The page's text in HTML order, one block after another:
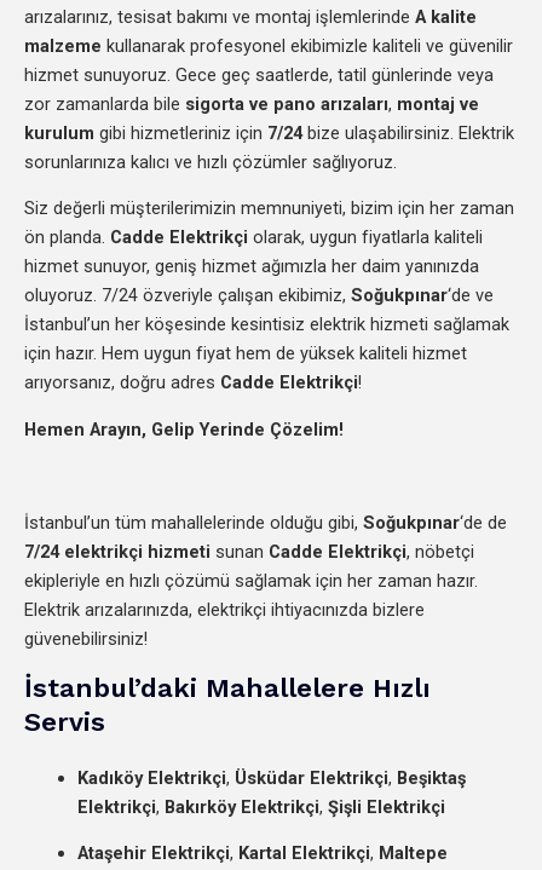
arızalarınız, tesisat bakımı ve montaj işlemlerinde A kalite
malzeme kullanarak profesyonel ekibimizle kaliteli ve güvenilir
hizmet sunuyoruz. Gece geç saatlerde, tatil günlerinde veya
zor zamanlarda bile sigorta ve pano arızaları, montaj ve
kurulum gibi hizmetleriniz için 7/24bize ulaşabilirsiniz. Elektrik
sorunlarınıza kalıcı ve hızlı çözümler sağlıyoruz.
Siz değerli müşterilerimizin memnuniyeti, bizim için her zaman
ön planda. Cadde Elektrikçi olarak, uygun fiyatlarla kaliteli
hizmet sunuyor, geniş hizmet ağımızla her daim yanınızda
oluyoruz. 7/24 özveriyle çalışan ekibimiz, Soğukpınar‘de ve
İstanbul’un her köşesinde kesintisiz elektrik hizmeti sağlamak
için hazır. Hem uygun fiyat hem de yüksek kaliteli hizmet
arıyorsanız, doğru adres Cadde Elektrikçi!
Hemen Arayın, Gelip Yerinde Çözelim!
İstanbul’un tüm mahallelerinde olduğu gibi, Soğukpınar‘de de
7/24 elektrikçi hizmeti sunan Cadde Elektrikçi, nöbetçi
ekipleriyle en hızlı çözümü sağlamak için her zaman hazır.
Elektrik arızalarınızda, elektrikçi ihtiyacınızda bizlere
güvenebilirsiniz!
İstanbul’daki Mahallelere Hızlı
Servis
Kadıköy Elektrikçi, Üsküdar Elektrikçi, Beşiktaş
Elektrikçi, Bakırköy Elektrikçi, Şişli Elektrikçi
Ataşehir Elektrikçi, Kartal Elektrikçi, Maltepe